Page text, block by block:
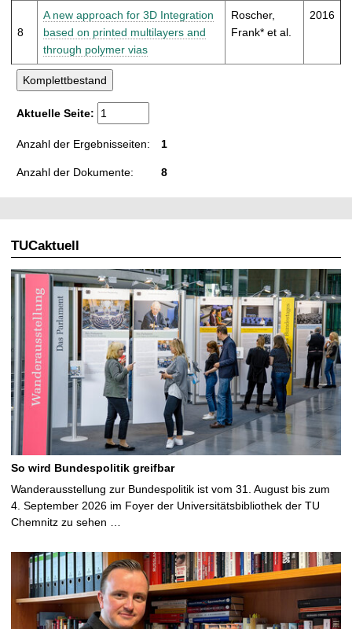
8
A new approach for 3D Integration
based on printed multilayers and
through polymer vias
Roscher,
Frank* et al.
2016
Aktuelle Seite:
Anzahl der Ergebnisseiten: 1
Anzahl der Dokumente: 8
TUCaktuell
So wird Bundespolitik greifbar
Wanderausstellung zur Bundespolitik ist vom 31. August bis zum
4. September 2026 im Foyer der Universitätsbibliothek der TU
Chemnitz zu sehen …